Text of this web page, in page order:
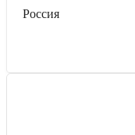
Россия